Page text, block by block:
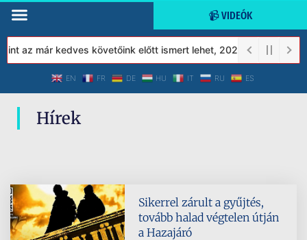
📹 VIDEÓK
az már kedves követőink előtt ismert lehet, 2023-tól a Védett
EN FR DE HU IT RU ES
Hírek
Sikerrel zárult a gyűjtés,
tovább halad végtelen útján
a Hazajáró